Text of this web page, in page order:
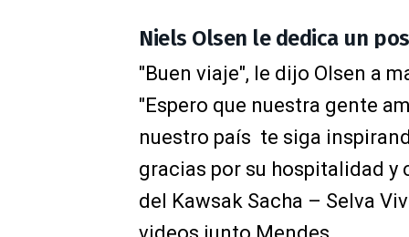
Niels Olsen le dedica un
"Buen viaje", le dijo Olsen a
"Espero que nuestra gente
nuestro país te siga
gracias por su hospitalidad
del Kawsak Sacha – Selva